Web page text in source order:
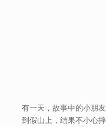
有一天，故事中的小朋
到假山上，结果不小心